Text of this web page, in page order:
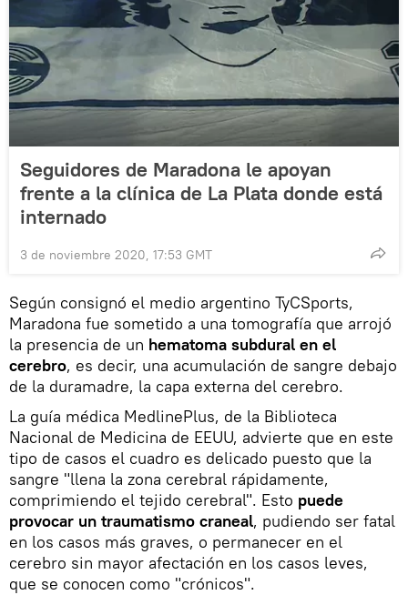
Seguidores de Maradona le apoyan
frente a la clínica de La Plata donde está
internado
3 de noviembre 2020, 17:53 GMT
Según consignó el medio argentino TyCSports,
Maradona fue sometido a una tomografía que arrojó
la presencia de un hematoma subdural en el
cerebro, es decir, una acumulación de sangre debajo
de la duramadre, la capa externa del cerebro.
La guía médica MedlinePlus, de la Biblioteca
Nacional de Medicina de EEUU, advierte que en este
tipo de casos el cuadro es delicado puesto que la
sangre "llena la zona cerebral rápidamente,
comprimiendo el tejido cerebral". Esto puede
provocar un traumatismo craneal, pudiendo ser fatal
en los casos más graves, o permanecer en el
cerebro sin mayor afectación en los casos leves,
que se conocen como "crónicos".